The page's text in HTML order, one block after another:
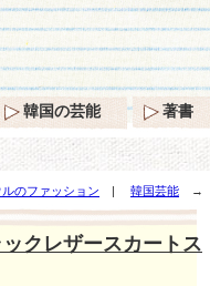
のファッション | 韓国芸能 →
クレザースカートス
韓国の芸能 著書